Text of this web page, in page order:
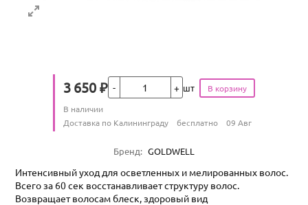
Цена
3 650 ₽Кол-во шт
Количество
В наличии
Условия доставки
Доставка по Калининграду бесплатно 09 Авг
Характеристики
Бренд: GOLDWELL
Интенсивный уход для осветленных и мелированных волос.
Всего за 60 сек восстанавливает структуру волос.
Возвращает волосам блеск, здоровый вид